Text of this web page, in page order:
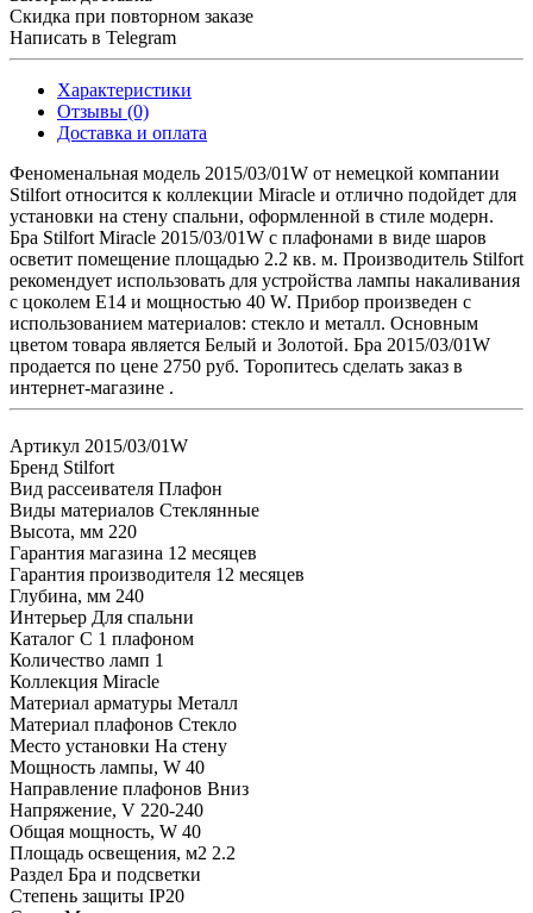
Скидка при повторном заказе
Написать в Telegram
Характеристики
Отзывы (0)
Доставка и оплата
Феноменальная модель 2015/03/01W от немецкой компании
Stilfort относится к коллекции Miracle и отлично подойдет для
установки на стену спальни, оформленной в стиле модерн.
Бра Stilfort Miracle 2015/03/01W с плафонами в виде шаров
осветит помещение площадью 2.2 кв. м. Производитель Stilfort
рекомендует использовать для устройства лампы накаливания
с цоколем E14 и мощностью 40 W. Прибор произведен с
использованием материалов: стекло и металл. Основным
цветом товара является Белый и Золотой. Бра 2015/03/01W
продается по цене 2750 руб. Торопитесь сделать заказ в
интернет-магазине .
Артикул 2015/03/01W
Бренд Stilfort
Вид рассеивателя Плафон
Виды материалов Стеклянные
Высота, мм 220
Гарантия магазина 12 месяцев
Гарантия производителя 12 месяцев
Глубина, мм 240
Интерьер Для спальни
Каталог С 1 плафоном
Количество ламп 1
Коллекция Miracle
Материал арматуры Металл
Материал плафонов Стекло
Место установки На стену
Мощность лампы, W 40
Направление плафонов Вниз
Напряжение, V 220-240
Общая мощность, W 40
Площадь освещения, м2 2.2
Раздел Бра и подсветки
Степень защиты IP20